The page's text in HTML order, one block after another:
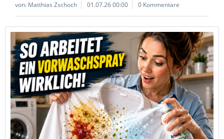
von: Matthias Zschoch 01.07.26 00:00 0 Kommentare